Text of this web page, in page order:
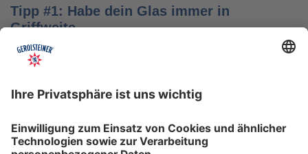
Tipp #1: Habe dein Glas immer in
Griffweite
Ob bei der Arbeit oder während der Freizeit: Wasser
nicht vergisst. Denke daran, auch unterwegs immer
etwas Wasser dabei zu haben. Kleine PET-Flaschen mit
hinnehmen.